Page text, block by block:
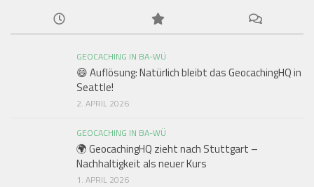
GEOCACHING IN BA-WÜ
😄 Auflösung: Natürlich bleibt das GeocachingHQ in
Seattle!
2. APRIL 2026
GEOCACHING IN BA-WÜ
🌍 GeocachingHQ zieht nach Stuttgart –
Nachhaltigkeit als neuer Kurs
1. APRIL 2026